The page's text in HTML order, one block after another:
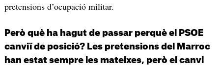
pretensions d’ocupació militar.
Però què ha hagut de passar perquè el PSOE
canviï de posició? Les pretensions del Marroc
han estat sempre les mateixes, però el canvi